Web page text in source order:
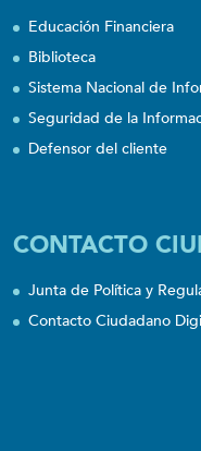
Educación Financiera
Biblioteca
Sistema Nacional de
Seguridad de la
Defensor del cliente
CONTACTO
Junta de Política y
Contacto Ciudadano